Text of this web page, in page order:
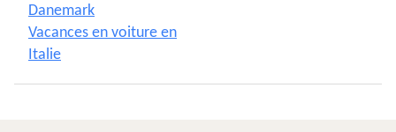
Danemark
Vacances en voiture en
Italie